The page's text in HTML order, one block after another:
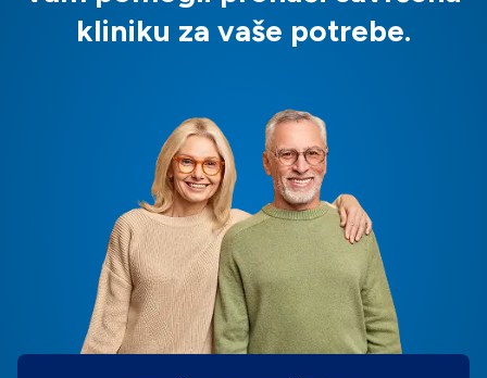
kliniku za vaše potrebe.